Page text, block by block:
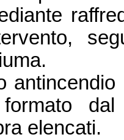
elencati.